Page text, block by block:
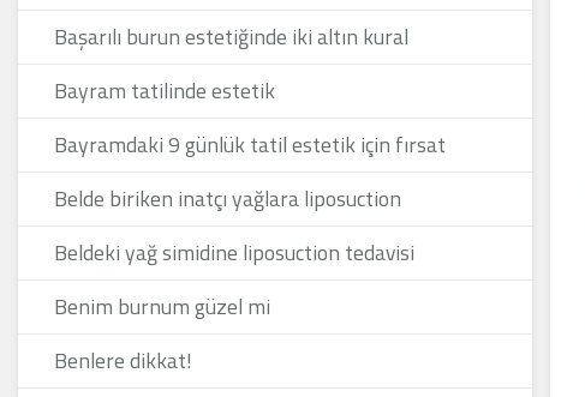
Başarılı burun estetiğinde iki altın kural
Bayram tatilinde estetik
Bayramdaki 9 günlük tatil estetik için fırsat
Belde biriken inatçı yağlara liposuction
Beldeki yağ simidine liposuction tedavisi
Benim burnum güzel mi
Benlere dikkat!